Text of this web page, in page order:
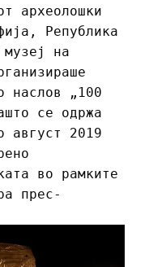
археолошки
Република
на
наслов „100
се одржа
август 2019
во рамките
прес-